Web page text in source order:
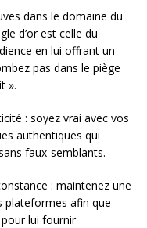
dans le domaine du
d’or est celle du
en lui offrant un
pas dans le piège
».
: soyez vrai avec vos
authentiques qui
faux-semblants.
: maintenez une
plateformes afin que
lui fournir